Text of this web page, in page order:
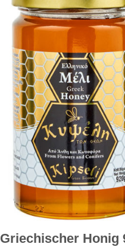
Griechischer Honig